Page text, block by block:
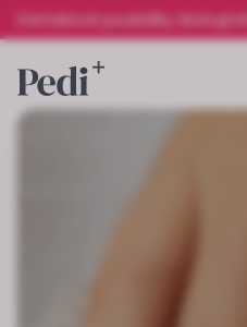
Darčekové poukážky dostupné!